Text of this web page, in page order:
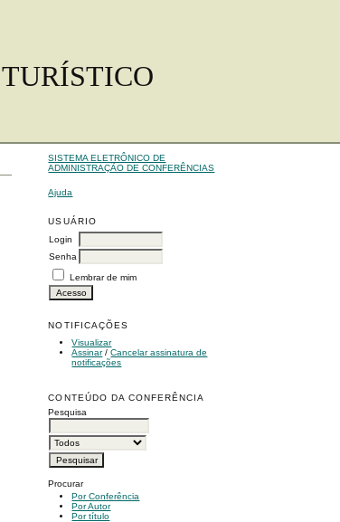
SISTEMA ELETRÔNICO DE
ADMINISTRAÇÃO DE CONFERÊNCIAS
Ajuda
USUÁRIO
Login
Senha
Lembrar de mim
NOTIFICAÇÕES
Visualizar
Assinar/Cancelar assinatura de
notificações
CONTEÚDO DA CONFERÊNCIA
Pesquisa
Procurar
Por Conferência
Por Autor
Por título